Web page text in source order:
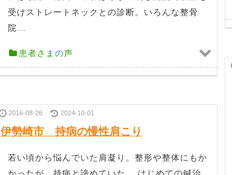
受けストレートネックとの診断。いろんな整骨
院...
患者さまの声
2016-08-26 2024-10-01
伊勢崎市 持病の慢性肩こり
若い頃から悩んでいた肩凝り。整形や整体にもか